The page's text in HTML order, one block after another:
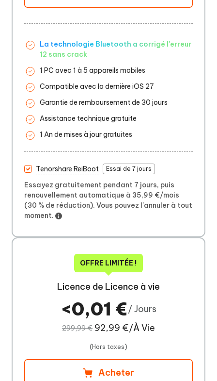
La technologie Bluetooth a corrigé l'erreur
12 sans crack
1 PC avec 1 à 5 appareils mobiles
Compatible avec la dernière iOS 27
Garantie de remboursement de 30 jours
Assistance technique gratuite
1 An de mises à jour gratuites
Tenorshare ReiBoot Essai de 7 jours
Essayez gratuitement pendant 7 jours, puis
renouvellement automatique à 35,99 €/mois
(30 % de réduction). Vous pouvez l'annuler à tout
moment.
OFFRE LIMITÉE !
Licence de Licence à vie
<0,01 € / Jours
299,99 € 92,99 €/À Vie
(Hors taxes)
Acheter